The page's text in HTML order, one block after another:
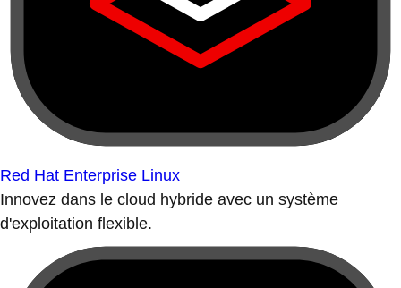
Red Hat Enterprise Linux
Innovez dans le cloud hybride avec un système
d'exploitation flexible.